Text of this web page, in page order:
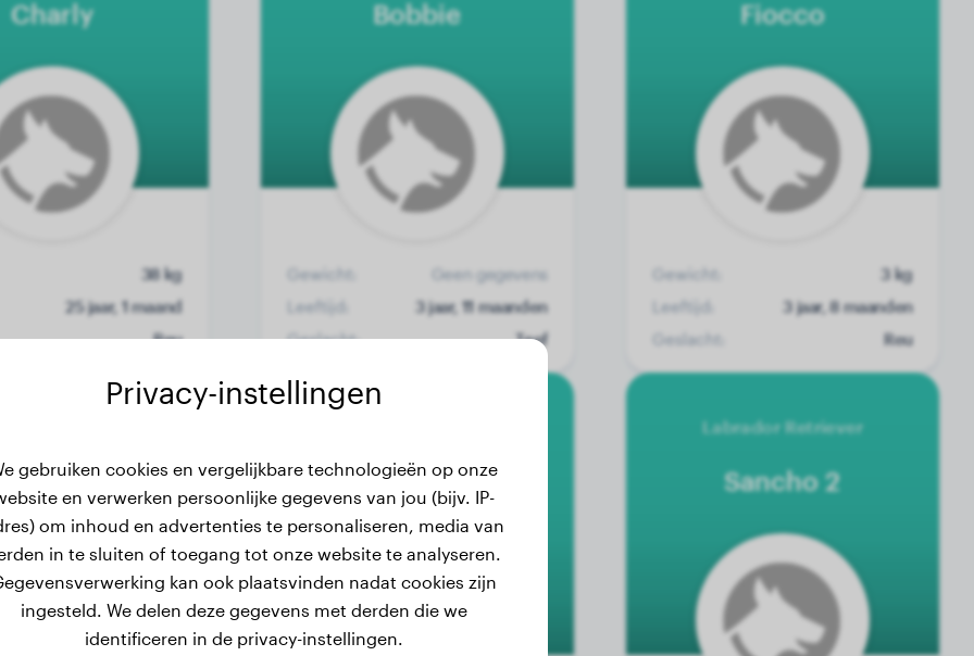
Charly
38 kg
25 jaar, 1 maand
Reu
Bobbie
Gewicht:
Geen gegevens
Leeftijd:
3 jaar, 11 maanden
Geslacht:
Teef
Fiocco
Gewicht:
3 kg
Leeftijd:
3 jaar, 8 maanden
Geslacht:
Reu
Layla Afina
Labrador Retriever
Sancho 2
Privacy-instellingen
gebruiken cookies en vergelijkbare technologieën op onze
en verwerken persoonlijke gegevens van jou (bijv. IP-
om inhoud en advertenties te personaliseren, media van
in te sluiten of toegang tot onze website te analyseren.
kan ook plaatsvinden nadat cookies zijn
ingesteld. We delen deze gegevens met derden die we
identificeren in de privacy-instellingen.